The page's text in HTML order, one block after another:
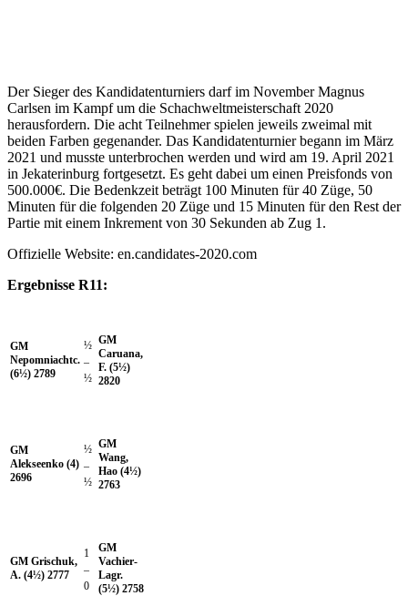
Der Sieger des Kandidatenturniers darf im November Magnus
Carlsen im Kampf um die Schachweltmeisterschaft 2020
herausfordern. Die acht Teilnehmer spielen jeweils zweimal mit
beiden Farben gegenander. Das Kandidatenturnier begann im März
2021 und musste unterbrochen werden und wird am 19. April 2021
in Jekaterinburg fortgesetzt. Es geht dabei um einen Preisfonds von
500.000€. Die Bedenkzeit beträgt 100 Minuten für 40 Züge, 50
Minuten für die folgenden 20 Züge und 15 Minuten für den Rest der
Partie mit einem Inkrement von 30 Sekunden ab Zug 1.
Offizielle Website: en.candidates-2020.com
Ergebnisse R11:
GM
Nepomniachtc.
(6½) 2789
½
–
½
GM
Caruana,
F. (5½)
2820
GM
Alekseenko (4)
2696
½
–
½
GM
Wang,
Hao (4½)
2763
GM Grischuk,
A. (4½) 2777
1
–
0
GM
Vachier-
Lagr.
(5½) 2758